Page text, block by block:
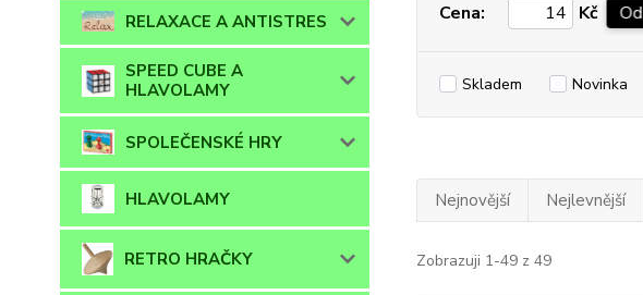
RELAXACE A ANTISTRES
SPEED CUBE A
HLAVOLAMY
SPOLEČENSKÉ HRY
HLAVOLAMY
RETRO HRAČKY
Cena: Kč Od
Skladem Novinka
Nejnovější Nejlevnější
Zobrazuji 1-49 z 49